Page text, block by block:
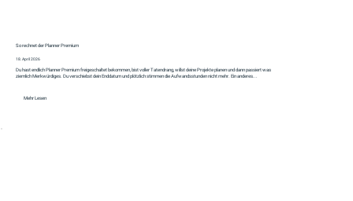
So rechnet der Planner Premium
18. April 2026
Du hast endlich Planner Premium freigeschaltet bekommen, bist voller Tatendrang, willst deine Projekte planen und dann passiert was
ziemlich Merkwürdiges. Du verschiebst dein Enddatum und plötzlich stimmen die Aufwandsstunden nicht mehr. Ein anderes...
Mehr Lesen